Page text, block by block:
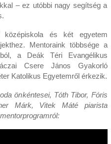
– ez utóbbi nagy segítség a
és két egyetem
Mentoraink többsége a
a Deák Téri Evangélikus
Csere János Gyakorló
Katolikus Egyetemről érkezik.
önkéntesei, Tóth Tibor, Fóris
Márk, Vitek Máté piarista